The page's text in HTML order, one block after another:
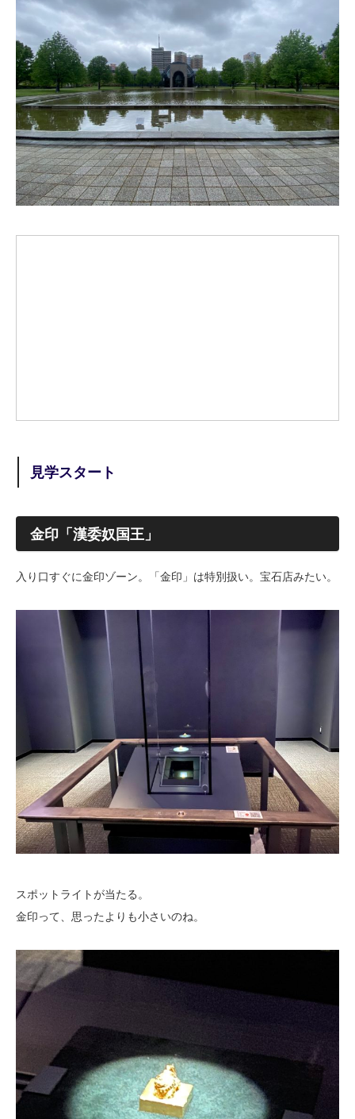
見学スタート
金印「漢委奴国王」
入り口すぐに金印ゾーン。「金印」は特別扱い。宝石店みたい。
スポットライトが当たる。
金印って、思ったよりも小さいのね。